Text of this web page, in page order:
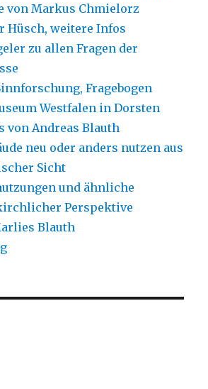
von Markus Chmielorz
Hüsch, weitere Infos
zu allen Fragen der
Fragebogen
Westfalen in Dorsten
von Andreas Blauth
neu oder anders nutzen aus
Sicht
und ähnliche
Perspektive
Blauth